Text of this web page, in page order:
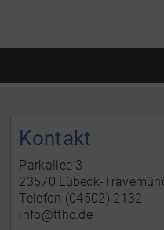
Kontakt
Parkallee 3
23570 Lübeck-
Telefon (04502) 2132
info@tthc.de